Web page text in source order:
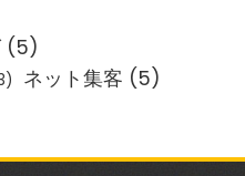
(5)
ネット集客 (5)